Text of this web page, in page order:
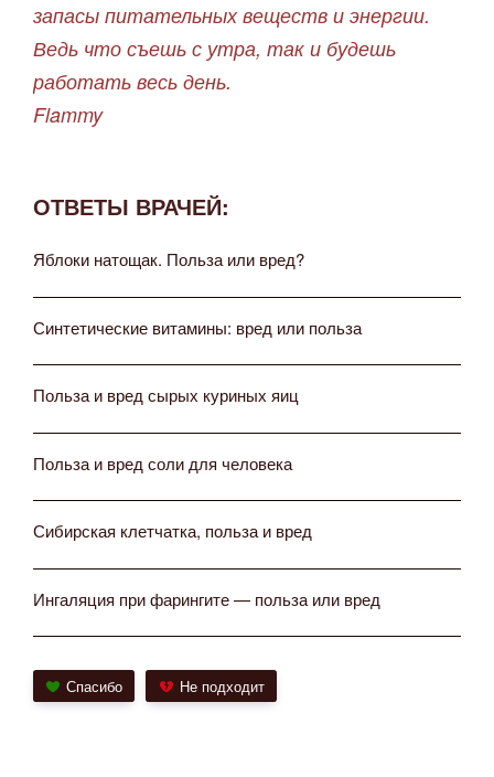
запасы питательных веществ и энергии.
Ведь что съешь с утра, так и будешь
работать весь день.
Flammy
ОТВЕТЫ ВРАЧЕЙ:
Яблоки натощак. Польза или вред?
Синтетические витамины: вред или польза
Польза и вред сырых куриных яиц
Польза и вред соли для человека
Сибирская клетчатка, польза и вред
Ингаляция при фарингите — польза или вред
Спасибо Не подходит